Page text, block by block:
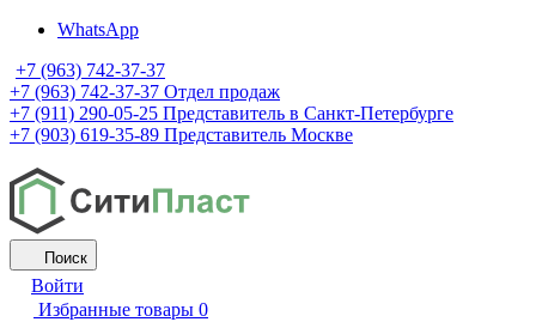
WhatsApp
+7 (963) 742-37-37
+7 (963) 742-37-37 Отдел продаж
+7 (911) 290-05-25 Представитель в Санкт-Петербурге
+7 (903) 619-35-89 Представитель Москве
Поиск
Войти
Избранные товары 0